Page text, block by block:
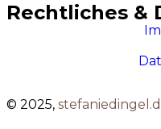
Rechtliches &
© 2025,